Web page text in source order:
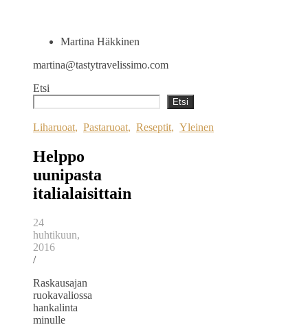
Martina Häkkinen
martina@tastytravelissimo.com
Etsi
Etsi
Liharuoat, Pastaruoat, Reseptit, Yleinen
Helppo
uunipasta
italialaisittain
24
huhtikuun,
2016
/
Raskausajan
ruokavaliossa
hankalinta
minulle